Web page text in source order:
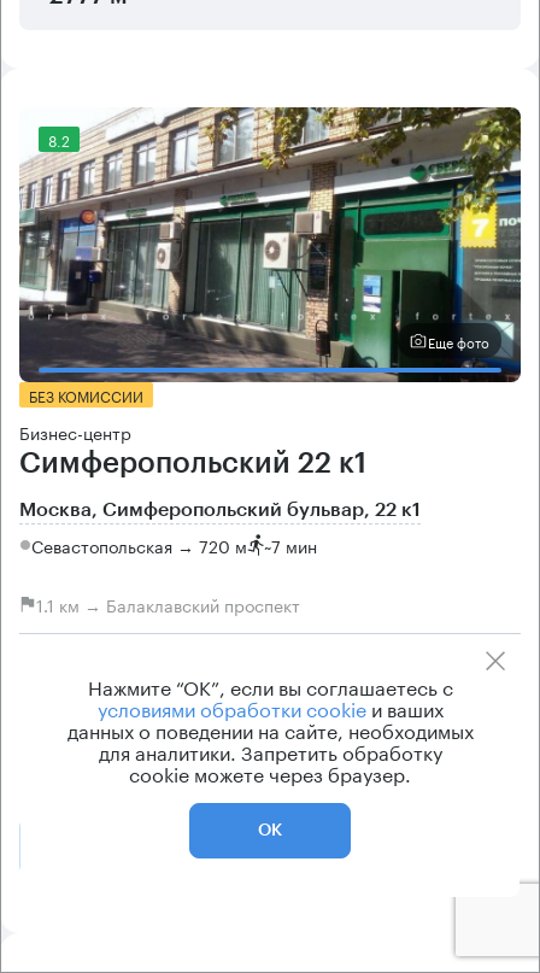
8.2
Еще фото
БЕЗ КОМИССИИ
Бизнес-центр
Симферопольский 22 к1
Москва, Симферопольский бульвар, 22 к1
Севастопольская → 720 м ~7 мин
1.1 км → Балаклавский проспект
по запросу по запросу
Класс офисов Тип здания
ОСЗ
Получить презентацию
Нажмите “ОК”, если вы соглашаетесь с
условиями обработки cookieи ваших
данных о поведении на сайте, необходимых
для аналитики. Запретить обработку
cookie можете через браузер.
ОК